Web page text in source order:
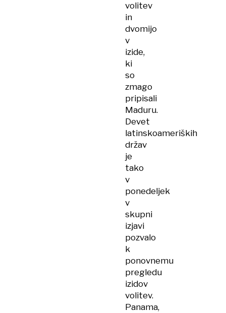
volitev
in
dvomijo
v
izide,
ki
so
zmago
pripisali
Maduru.
Devet
latinskoameriških
držav
je
tako
v
ponedeljek
v
skupni
izjavi
pozvalo
k
ponovnemu
pregledu
izidov
volitev.
Panama,